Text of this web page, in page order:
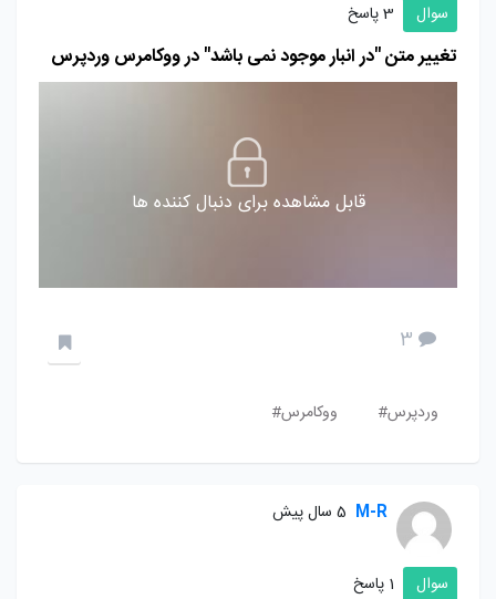
سوال 3 پاسخ
تغییر متن "در انبار موجود نمی باشد" در ووکامرس وردپرس
قابل مشاهده برای دنبال کننده ها
3
وردپرس# ووکامرس#
M-R 5 سال پیش
سوال 1 پاسخ